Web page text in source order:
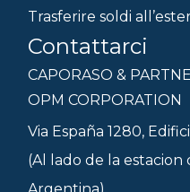
Trasferire soldi
Contattarci
CAPORASO &
OPM CORPORATION
Via España 1280,
(Al lado de la estacion